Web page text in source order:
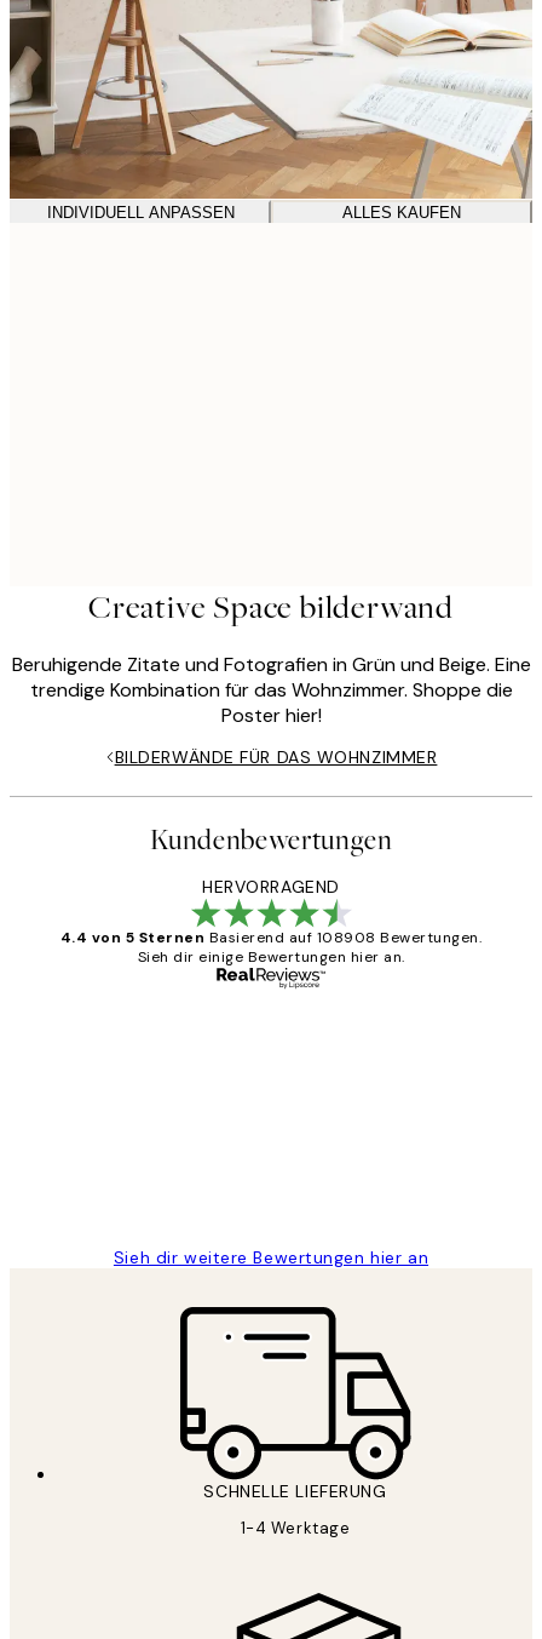
INDIVIDUELL ANPASSEN ALLES KAUFEN
Creative Space bilderwand
Beruhigende Zitate und Fotografien in Grün und Beige. Eine
trendige Kombination für das Wohnzimmer. Shoppe die
Poster hier!
BILDERWÄNDE FÜR DAS WOHNZIMMER
Kundenbewertungen
HERVORRAGEND
4.4 von 5 Sternen Basierend auf 108908 Bewertungen.
Sieh dir einige Bewertungen hier an.
Sieh dir weitere Bewertungen hier an
SCHNELLE LIEFERUNG
1-4 Werktage